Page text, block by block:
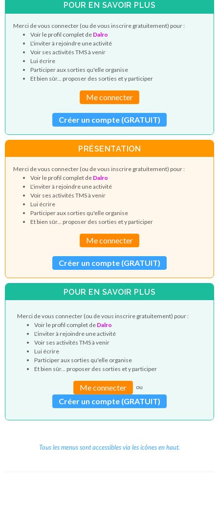
POUR EN SAVOIR PLUS
Merci de vous connecter (ou de vous inscrire gratuitement) pour :
Voir le profil complet de Dalro
L'inviter à rejoindre une activité
Voir ses activités TMS à venir
Lui écrire
Participer aux sorties qu'elle organise
Et bien sûr... proposer des sorties et y participer
Me connecter
Créer un compte (GRATUIT)
PRÉSENTATION
Merci de vous connecter (ou de vous inscrire gratuitement) pour :
Voir le profil complet de Dalro
L'inviter à rejoindre une activité
Voir ses activités TMS à venir
Lui écrire
Participer aux sorties qu'elle organise
Et bien sûr... proposer des sorties et y participer
Me connecter
Créer un compte (GRATUIT)
POUR EN SAVOIR PLUS
Merci de vous connecter (ou de vous inscrire gratuitement) pour :
Voir le profil complet de Dalro
L'inviter à rejoindre une activité
Voir ses activités TMS à venir
Lui écrire
Participer aux sorties qu'elle organise
Et bien sûr... proposer des sorties et y participer
Me connecter ou
Créer un compte (GRATUIT)
Tous les menus sont accessibles via les icônes en haut.